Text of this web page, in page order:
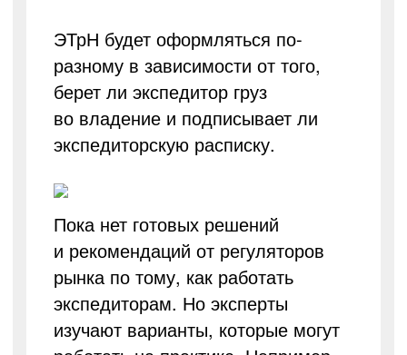
ЭТрН будет оформляться по-
разному в зависимости от того,
берет ли экспедитор груз
во владение и подписывает ли
экспедиторскую расписку.
Пока нет готовых решений
и рекомендаций от регуляторов
рынка по тому, как работать
экспедиторам. Но эксперты
изучают варианты, которые могут